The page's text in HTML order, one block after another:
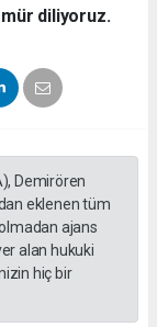
diliyoruz.
Demirören
eklenen tüm
ajans
alan hukuki
hiç bir